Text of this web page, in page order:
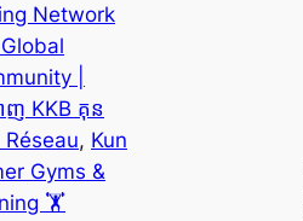
Network
|
ញ KKB គុន
| Réseau, Kun
Gyms &
🏋️